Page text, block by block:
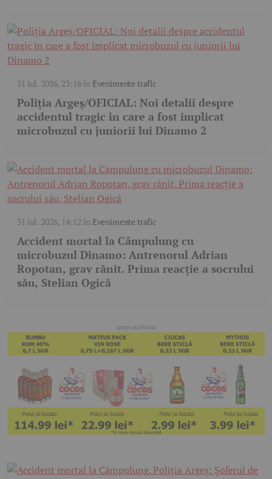
31 iul. 2026, 23:16în Evenimente trafic
Poliția Argeș/OFICIAL: Noi detalii despre
accidentul tragic în care a fost implicat
microbuzul cu juniorii lui Dinamo 2
31 iul. 2026, 14:12 în Evenimente trafic
Accident mortal la Câmpulung cu
microbuzul Dinamo: Antrenorul Adrian
Ropotan, grav rănit. Prima reacție a socrului
său, Stelian Ogică